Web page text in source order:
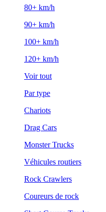
80+ km/h
90+ km/h
100+ km/h
120+ km/h
Voir tout
Par type
Chariots
Drag Cars
Monster Trucks
Véhicules routiers
Rock Crawlers
Coureurs de rock